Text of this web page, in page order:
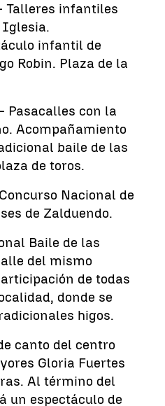
Talleres infantiles
Iglesia.
infantil de
Robin. Plaza de la
Pasacalles con la
Acompañamiento
baile de las
de toros.
Nacional de
de Zalduendo.
Baile de las
del mismo
de todas
donde se
higos.
canto del centro
Gloria Fuertes
Al término del
un espectáculo de